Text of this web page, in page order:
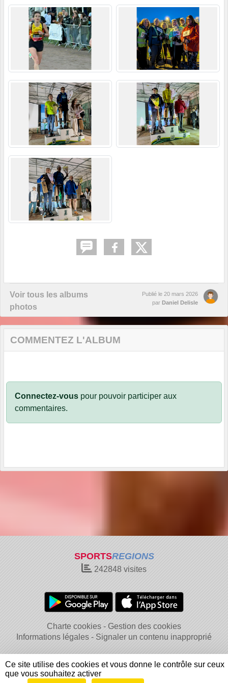
Voir tous les albums
photos
Publié le 20 mars 2026
par Daniel Delisle
COMMENTEZ L'ALBUM
Connectez-vous pour pouvoir participer aux
commentaires.
SPORTSREGIONS
242848 visites
Charte cookies
Gestion des cookies
Informations légales
Signaler un contenu inapproprié
Ce site utilise des cookies et vous donne le contrôle sur ceux
que vous souhaitez activer